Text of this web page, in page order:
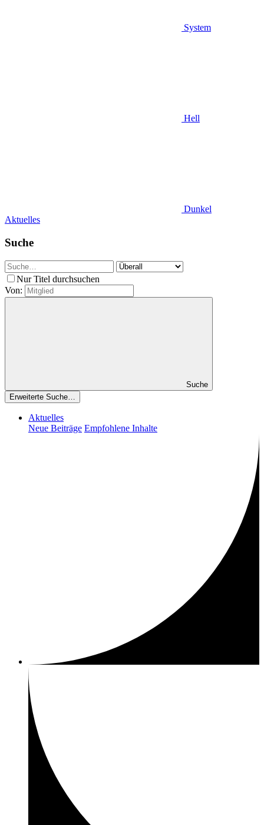
System
Hell
Dunkel
Aktuelles
Suche
Nur Titel durchsuchen
Von:
Suche
Erweiterte Suche…
Aktuelles
Neue Beiträge Empfohlene Inhalte